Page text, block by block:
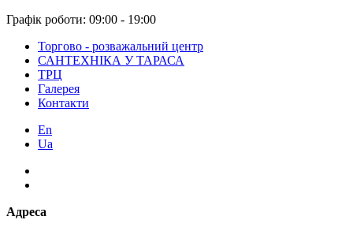
Графік роботи: 09:00 - 19:00
Торгово - розважальний центр
САНТЕХНІКА У ТАРАСА
ТРЦ
Галерея
Контакти
En
Ua
Адреса